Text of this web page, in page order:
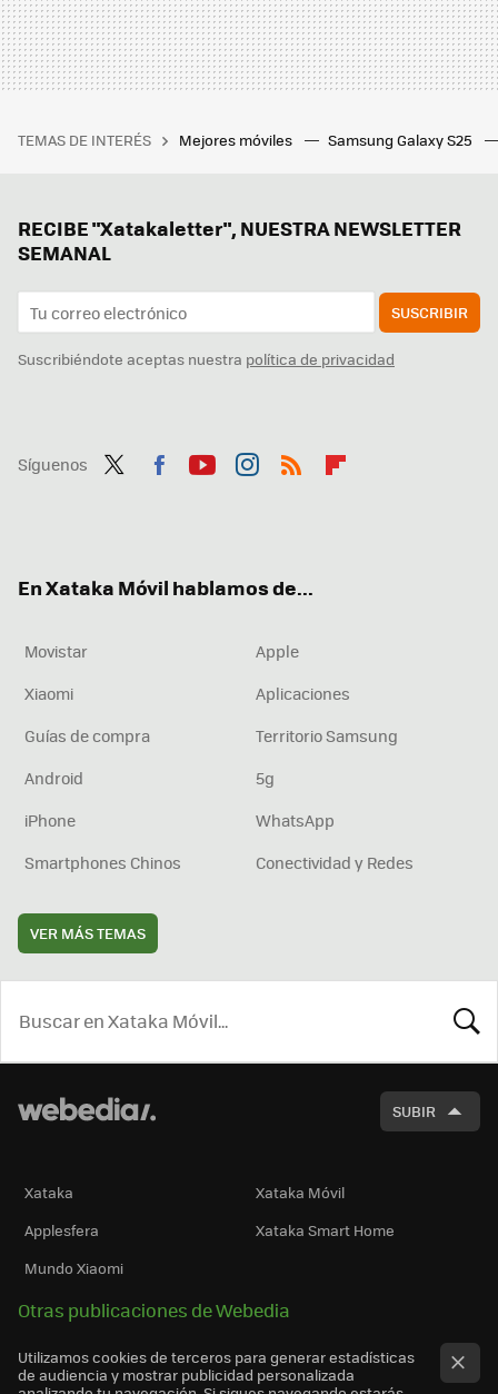
TEMAS DE INTERÉS Mejores móviles Samsung Galaxy S25
RECIBE "Xatakaletter", NUESTRA NEWSLETTER
SEMANAL
SUSCRIBIR
Suscribiéndote aceptas nuestra política de privacidad
Síguenos
En Xataka Móvil hablamos de...
Movistar
Apple
Xiaomi
Aplicaciones
Guías de compra
Territorio Samsung
Android
5g
iPhone
WhatsApp
Smartphones Chinos
Conectividad y Redes
VER MÁS TEMAS
SUBIR
Xataka
Xataka Móvil
Applesfera
Xataka Smart Home
Mundo Xiaomi
Otras publicaciones de Webedia
Utilizamos cookies de terceros para generar estadísticas
de audiencia y mostrar publicidad personalizada